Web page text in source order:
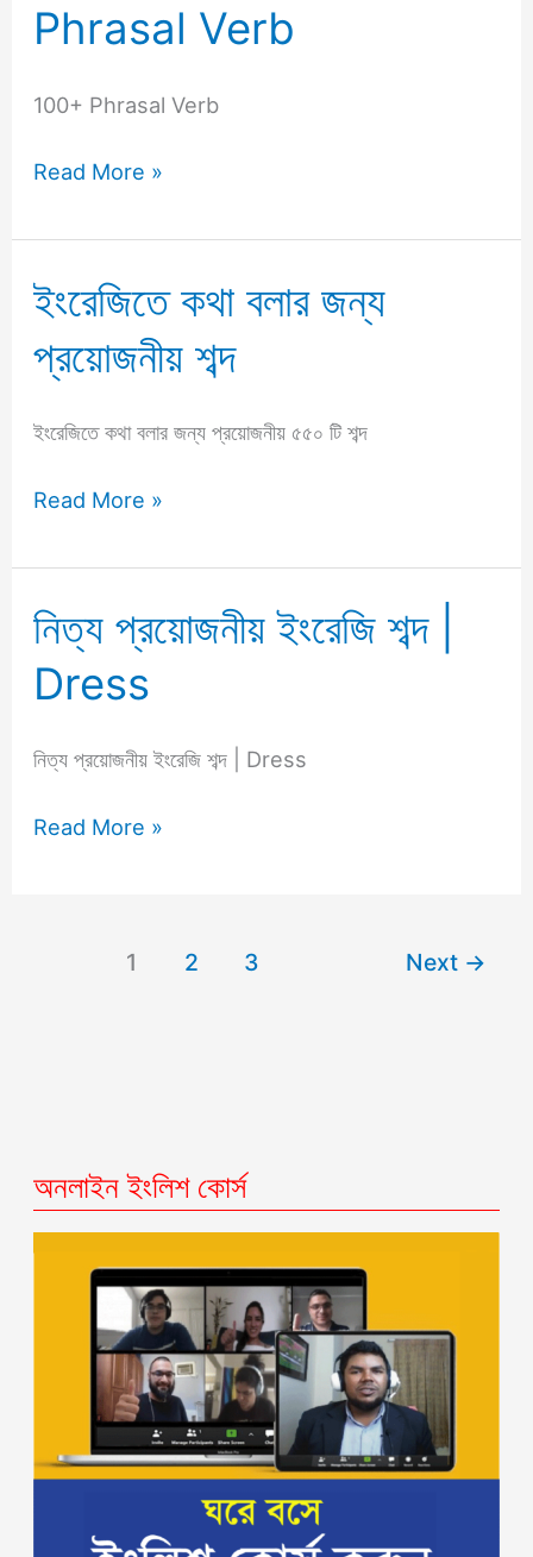
Phrasal Verb
100+ Phrasal Verb
Read More »
ইংরেজিতে কথা বলার জন্য
প্রয়োজনীয় শব্দ
ইংরেজিতে কথা বলার জন্য প্রয়োজনীয় ৫৫০ টি শব্দ
ইংরেজিতে
কথা
বলার
প্রয়োজনীয়
Read More »
নিত্য প্রয়োজনীয় ইংরেজি শব্দ |
Dress
নিত্য প্রয়োজনীয় ইংরেজি শব্দ | Dress
নিত্য
প্রয়োজনীয়
ইংরেজি
|
Read More »
1 2 3 Next →
অনলাইন ইংলিশ কোর্স